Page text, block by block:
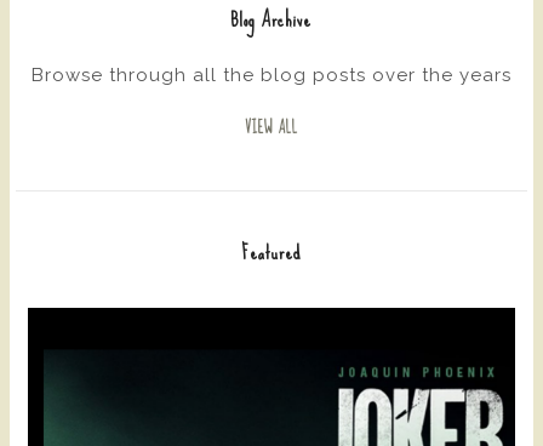
Blog Archive
Browse through all the blog posts over the years
VIEW ALL
Featured